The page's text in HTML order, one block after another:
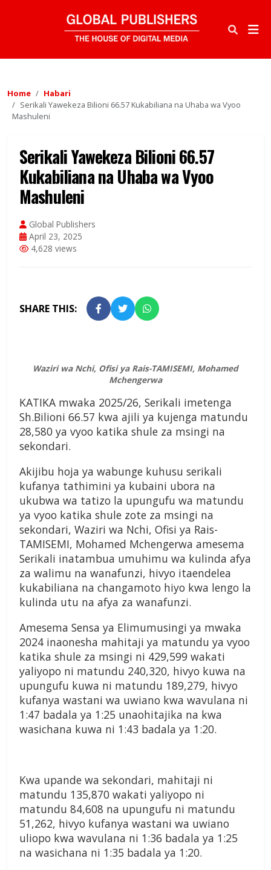
Home
Habari
Serikali Yawekeza Bilioni 66.57 Kukabiliana na Uhaba wa Vyoo
Mashuleni
Serikali Yawekeza Bilioni 66.57
Kukabiliana na Uhaba wa Vyoo
Mashuleni
Global Publishers
April 23, 2025
4,628 views
SHARE THIS:
Waziri wa Nchi, Ofisi ya Rais-TAMISEMI, Mohamed
Mchengerwa
KATIKA mwaka 2025/26, Serikali imetenga
Sh.Bilioni 66.57 kwa ajili ya kujenga matundu
28,580 ya vyoo katika shule za msingi na
sekondari.
Akijibu hoja ya wabunge kuhusu serikali
kufanya tathimini ya kubaini ubora na
ukubwa wa tatizo la upungufu wa matundu
ya vyoo katika shule zote za msingi na
sekondari, Waziri wa Nchi, Ofisi ya Rais-
TAMISEMI, Mohamed Mchengerwa amesema
Serikali inatambua umuhimu wa kulinda afya
za walimu na wanafunzi, hivyo itaendelea
kukabiliana na changamoto hiyo kwa lengo la
kulinda utu na afya za wanafunzi.
Amesema Sensa ya Elimumusingi ya mwaka
2024 inaonesha mahitaji ya matundu ya vyoo
katika shule za msingi ni 429,599 wakati
yaliyopo ni matundu 240,320, hivyo kuwa na
upungufu kuwa ni matundu 189,279, hivyo
kufanya wastani wa uwiano kwa wavulana ni
1:47 badala ya 1:25 unaohitajika na kwa
wasichana kuwa ni 1:43 badala ya 1:20.
Kwa upande wa sekondari, mahitaji ni
matundu 135,870 wakati yaliyopo ni
matundu 84,608 na upungufu ni matundu
51,262, hivyo kufanya wastani wa uwiano
uliopo kwa wavulana ni 1:36 badala ya 1:25
na wasichana ni 1:35 badala ya 1:20.